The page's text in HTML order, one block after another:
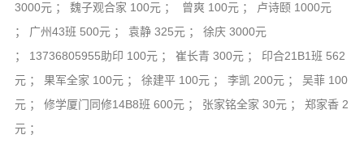
3000元 ； 魏子观合家 100元 ； 曾爽 100元 ； 卢诗颐 1000元
； 广州43班 500元 ； 袁静 325元 ； 徐庆 3000元
； 13736805955助印 100元 ； 崔长青 300元 ； 印合21B1班 562
元 ； 果军全家 100元 ； 徐建平 100元 ； 李凯 200元 ； 吴菲 100
元 ； 修学厦门同修14B8班 600元 ； 张家铭全家 30元 ； 郑家香 2
元 ；